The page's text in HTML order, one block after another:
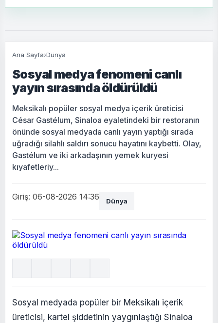
Ana Sayfa›Dünya
Sosyal medya fenomeni canlı
yayın sırasında öldürüldü
Meksikalı popüler sosyal medya içerik üreticisi
César Gastélum, Sinaloa eyaletindeki bir restoranın
önünde sosyal medyada canlı yayın yaptığı sırada
uğradığı silahlı saldırı sonucu hayatını kaybetti. Olay,
Gastélum ve iki arkadaşının yemek kuryesi
kıyafetleriy...
Giriş: 06-08-2026 14:36 Dünya
Sosyal medyada popüler bir Meksikalı içerik
üreticisi, kartel şiddetinin yaygınlaştığı Sinaloa